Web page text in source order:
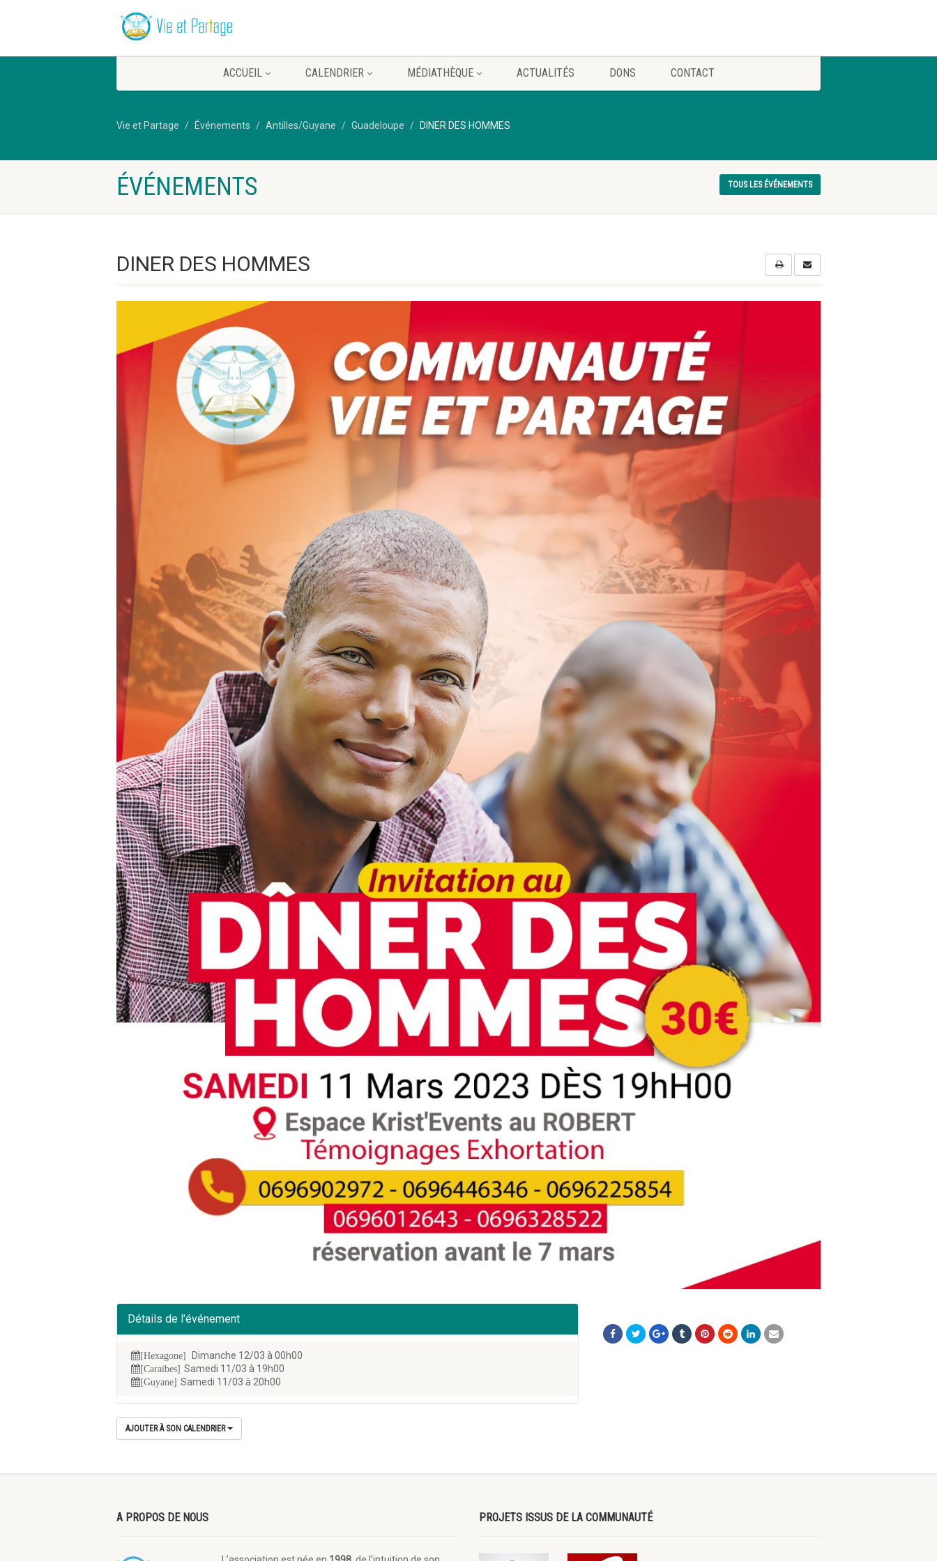
ACCUEIL CALENDRIER MÉDIATHÈQUE ACTUALITÉS DONS CONTACT
Vie et Partage Événements Antilles/Guyane Guadeloupe DINER DES HOMMES
ÉVÉNEMENTS TOUS LES ÉVÉNEMENTS
DINER DES HOMMES
Détails de l'événement
[Hexagone] Dimanche 12/03 à 00h00
[Caraïbes] Samedi 11/03 à 19h00
[Guyane] Samedi 11/03 à 20h00
AJOUTER À SON CALENDRIER
A PROPOS DE NOUS PROJETS ISSUS DE LA COMMUNAUTÉ